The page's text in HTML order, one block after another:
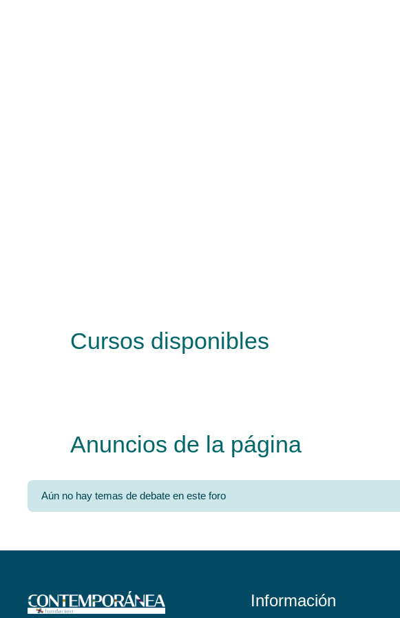
Cursos disponibles
Anuncios de la página
Aún no hay temas de debate en este foro
Información